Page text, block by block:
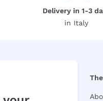
Delivery in 1-3
in Italy